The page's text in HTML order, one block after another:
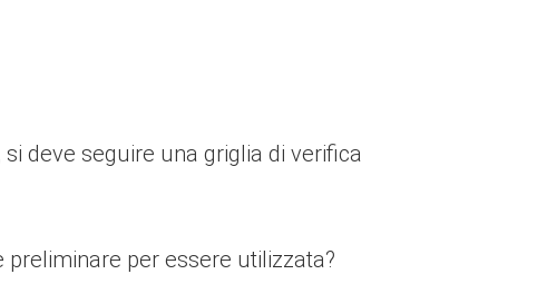
deve seguire una griglia di verifica
preliminare per essere utilizzata?